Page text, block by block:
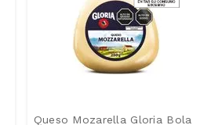
Queso Mozarella Gloria Bola